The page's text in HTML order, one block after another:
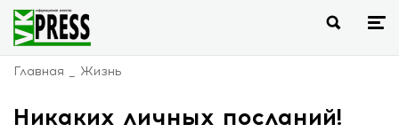
Главная Жизнь
Никаких личных посланий!